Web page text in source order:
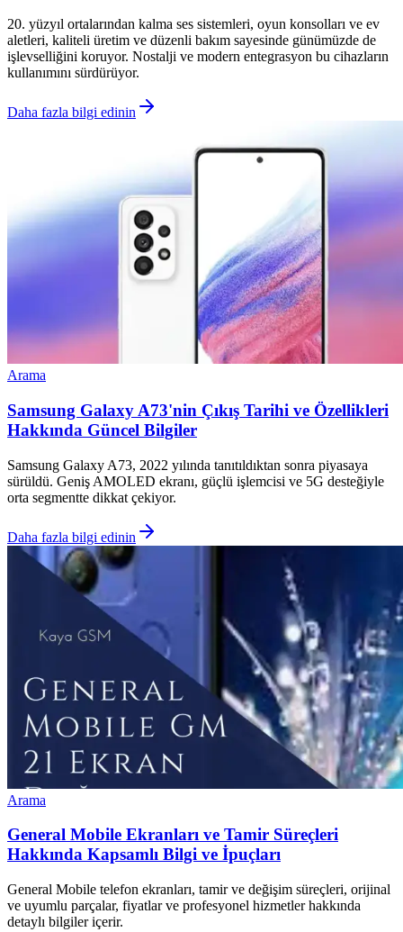
20. yüzyıl ortalarından kalma ses sistemleri, oyun konsolları ve ev
aletleri, kaliteli üretim ve düzenli bakım sayesinde günümüzde de
işlevselliğini koruyor. Nostalji ve modern entegrasyon bu cihazların
kullanımını sürdürüyor.
Daha fazla bilgi edinin
Arama
Samsung Galaxy A73'nin Çıkış Tarihi ve Özellikleri
Hakkında Güncel Bilgiler
Samsung Galaxy A73, 2022 yılında tanıtıldıktan sonra piyasaya
sürüldü. Geniş AMOLED ekranı, güçlü işlemcisi ve 5G desteğiyle
orta segmentte dikkat çekiyor.
Daha fazla bilgi edinin
Arama
General Mobile Ekranları ve Tamir Süreçleri
Hakkında Kapsamlı Bilgi ve İpuçları
General Mobile telefon ekranları, tamir ve değişim süreçleri, orijinal
ve uyumlu parçalar, fiyatlar ve profesyonel hizmetler hakkında
detaylı bilgiler içerir.